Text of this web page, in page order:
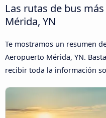
Las rutas de bus
Mérida, YN
Te mostramos un resumen
Aeropuerto Mérida, YN.
recibir toda la información